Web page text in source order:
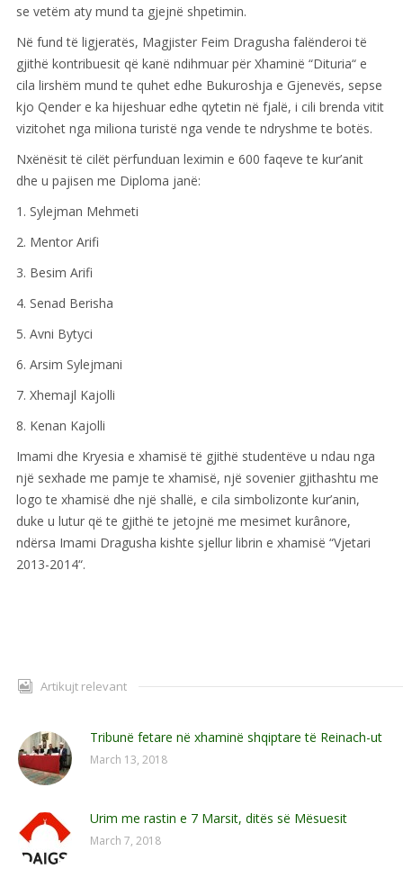
se vetëm aty mund ta gjejnë shpetimin.
Në fund të ligjeratës, Magjister Feim Dragusha falënderoi të
gjithë kontribuesit që kanë ndihmuar për Xhaminë “Dituria“ e
cila lirshëm mund te quhet edhe Bukuroshja e Gjenevës, sepse
kjo Qender e ka hijeshuar edhe qytetin në fjalë, i cili brenda vitit
vizitohet nga miliona turistë nga vende te ndryshme te botës.
Nxënësit të cilët përfunduan leximin e 600 faqeve te kur’anit
dhe u pajisen me Diploma janë:
1. Sylejman Mehmeti
2. Mentor Arifi
3. Besim Arifi
4. Senad Berisha
5. Avni Bytyci
6. Arsim Sylejmani
7. Xhemajl Kajolli
8. Kenan Kajolli
Imami dhe Kryesia e xhamisë të gjithë studentëve u ndau nga
një sexhade me pamje te xhamisë, një sovenier gjithashtu me
logo te xhamisë dhe një shallë, e cila simbolizonte kur’anin,
duke u lutur që te gjithë te jetojnë me mesimet kurânore,
ndërsa Imami Dragusha kishte sjellur librin e xhamisë “Vjetari
2013-2014“.
Artikujt relevant
Tribunë fetare në xhaminë shqiptare të Reinach-ut
March 13, 2018
Urim me rastin e 7 Marsit, ditës së Mësuesit
March 7, 2018